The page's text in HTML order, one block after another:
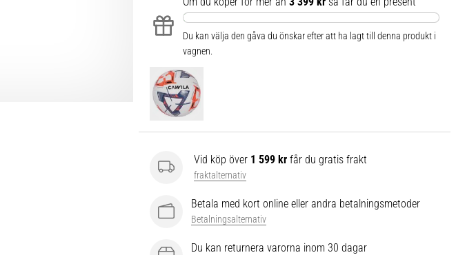
Du kan välja den gåva du önskar efter att ha lagt till denna produkt i
vagnen.
Vid köp över 1 599 kr får du gratis frakt
fraktalternativ
Betala med kort online eller andra betalningsmetoder
Betalningsalternativ
Du kan returnera varorna inom 30 dagar